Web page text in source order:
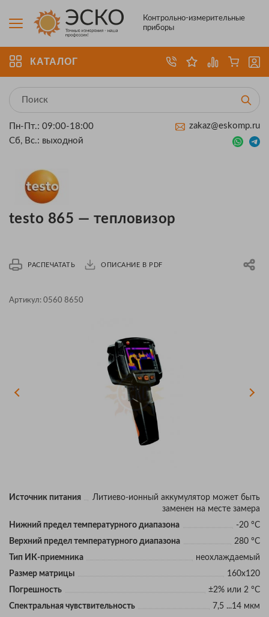
Контрольно-измерительные
приборы
КАТАЛОГ
Пн-Пт.: 09:00-18:00
Сб, Вс.: выходной
zakaz@eskomp.ru
testo 865 — тепловизор
РАСПЕЧАТАТЬ ОПИСАНИЕ В PDF
Артикул: 0560 8650
Источник питания
Литиево-ионный аккумулятор может быть
заменен на месте замера
Нижний предел температурного диапазона
-20 °C
Верхний предел температурного диапазона
280 °C
Тип ИК-приемника
неохлаждаемый
Размер матрицы
160х120
Погрешность
±2% или 2 °C
Спектральная чувствительность
7,5 ...14 мкм